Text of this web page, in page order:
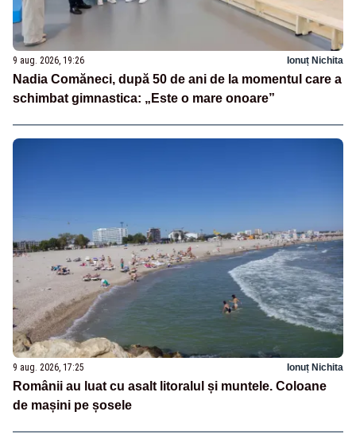
9 aug. 2026, 19:26 Ionuț Nichita
Nadia Comăneci, după 50 de ani de la momentul care a
schimbat gimnastica: „Este o mare onoare”
9 aug. 2026, 17:25 Ionuț Nichita
Românii au luat cu asalt litoralul și muntele. Coloane
de mașini pe șosele